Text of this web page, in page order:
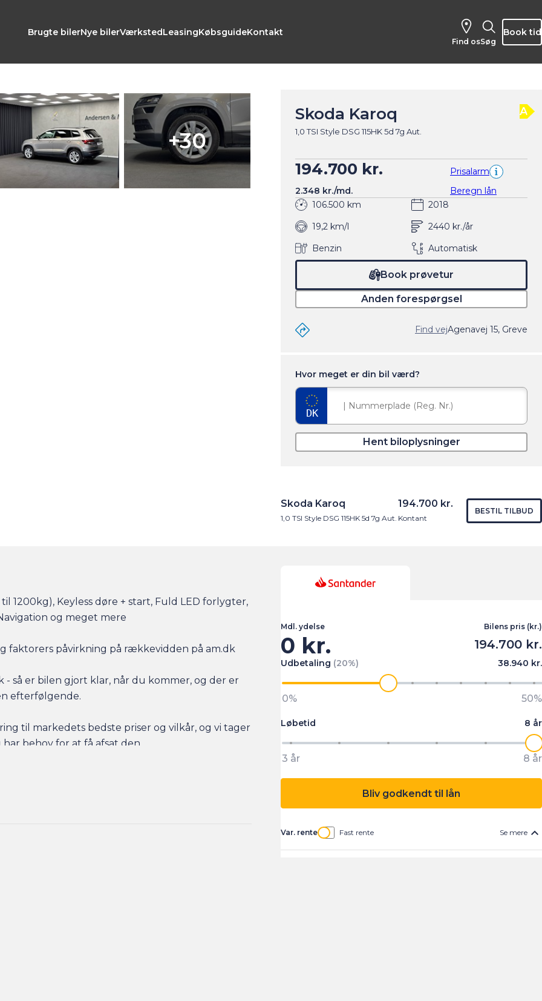
Brugte bilerNye bilerVærkstedLeasingKøbsguideKontakt
Find os Søg
Book tid
+30
Skoda Karoq
1,0 TSI Style DSG 115HK 5d 7g Aut.
A
194.700 kr.
Prisalarm
2.348 kr./md.
Beregn lån
106.500 km
2018
19,2 km/l
2440 kr./år
Benzin
Automatisk
Book prøvetur
Anden forespørgsel
Agenavej 15, Greve
Find vej
Hvor meget er din bil værd?
Hent biloplysninger
Skoda Karoq
1,0 TSI Style DSG 115HK 5d 7g Aut.
194.700 kr.
Kontant
BESTIL TILBUD
1200kg), Keyless døre + start, Fuld LED forlygter,
og meget mere
faktorers påvirkning på rækkevidden på am.dk
så er bilen gjort klar, når du kommer, og der er
efterfølgende.
til markedets bedste priser og vilkår, og vi tager
behov for at få afsat den.